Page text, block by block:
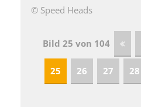
© Speed Heads
Bild 25 von 104
25 26 27 28